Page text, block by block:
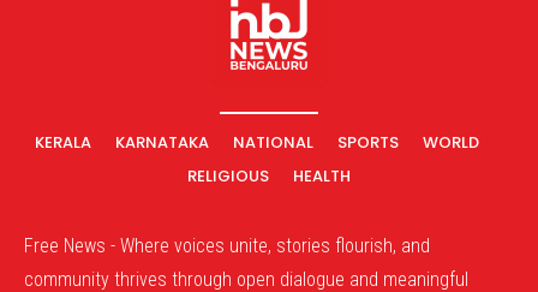
KERALA KARNATAKA NATIONAL SPORTS
WORLD
RELIGIOUS
HEALTH
Free News - Where voices unite, stories flourish, and
community thrives through open dialogue and meaningful